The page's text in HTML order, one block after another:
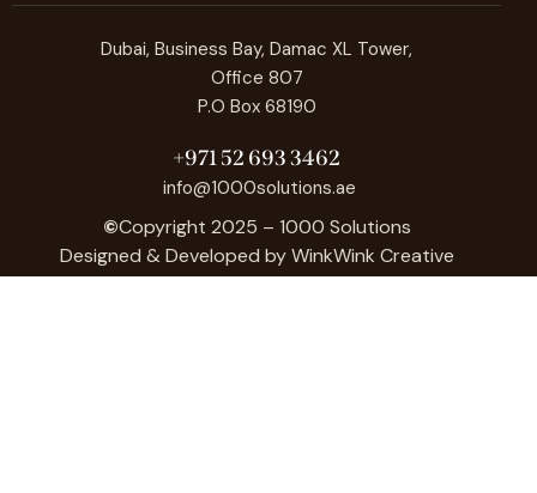
Dubai, Business Bay, Damac XL Tower,
Office 807
P.O Box 68190
+971 52 693 3462
info@1000solutions.ae
©Copyright 2025 – 1000 Solutions
Designed & Developed byWinkWink Creative